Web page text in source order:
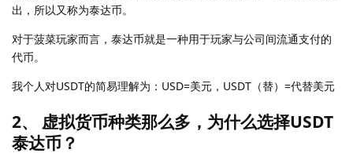
出，所以又称为泰达币。
对于菠菜玩家而言，泰达币就是一种用于玩家与公司间流通支付的
代币。
我个人对USDT的简易理解为：USD=美元，USDT（替）=代替美元
2、 虚拟货币种类那么多，为什么选择USDT
泰达币？